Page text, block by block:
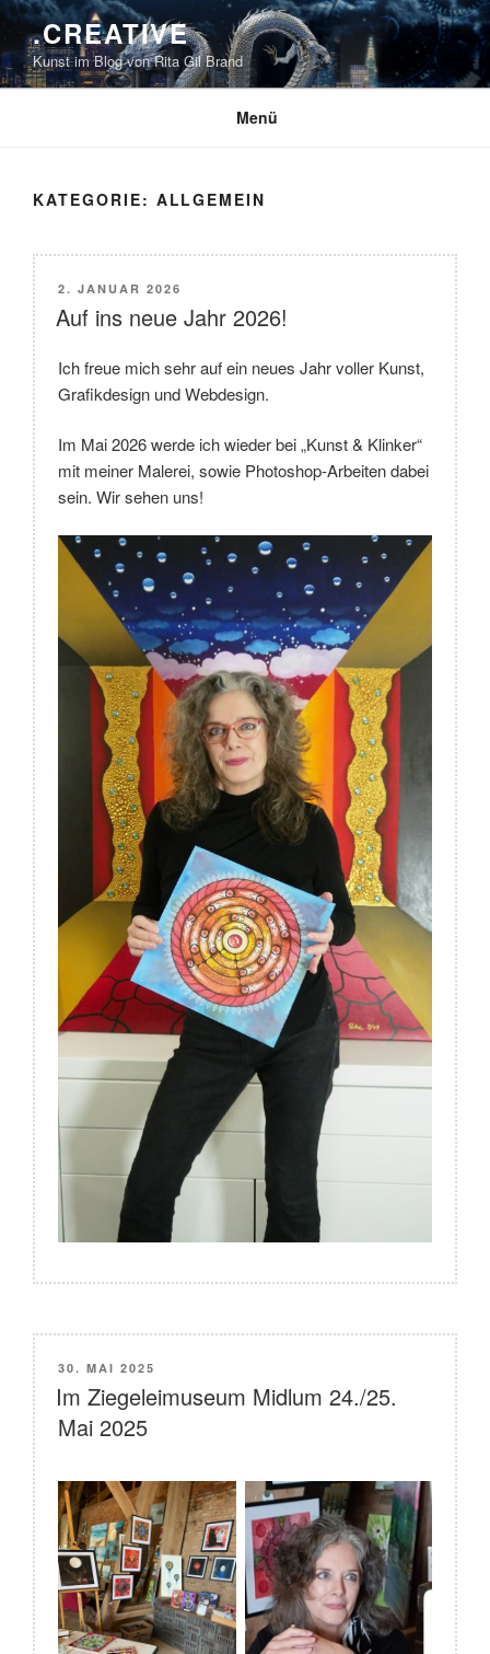
Zum
Inhalt
springen
.CREATIVE
Kunst im Blog von Rita Gil Brand
Menü
KATEGORIE: ALLGEMEIN
VERÖFFENTLICHT
AM
2. JANUAR 2026
Auf ins neue Jahr 2026!
Ich freue mich sehr auf ein neues Jahr voller Kunst,
Grafikdesign und Webdesign.
Im Mai 2026 werde ich wieder bei „Kunst & Klinker“
mit meiner Malerei, sowie Photoshop-Arbeiten dabei
sein. Wir sehen uns!
VERÖFFENTLICHT
AM
30. MAI 2025
Im Ziegeleimuseum Midlum 24./25.
Mai 2025